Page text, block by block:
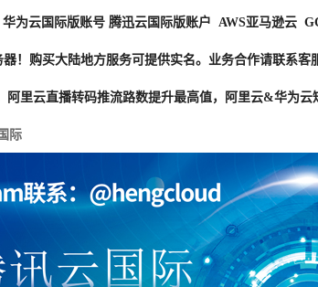
华为云国际版账号 腾迅云国际版账户 AWS亚马逊云
！购买大陆地方服务可提供实名。业务合作请联系客
阿里云直播转码推流路数提升最高值，阿里云&华为
际